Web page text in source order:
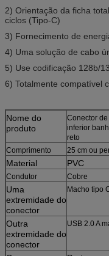
2) Orientação da ficha
ciclos (Tipo-C)
3) Fornecimento de
4) Uma solução de cabo
5) Use codificação 128b/
6) Totalmente compatível
Nome do
produto
Conector
inferior
reto
Comprimento
25 cm ou
Material PVC
Condutor Cobre
Uma
extremidade do
conector
Macho tipo
Outra
extremidade do
conector
USB 2.0 A